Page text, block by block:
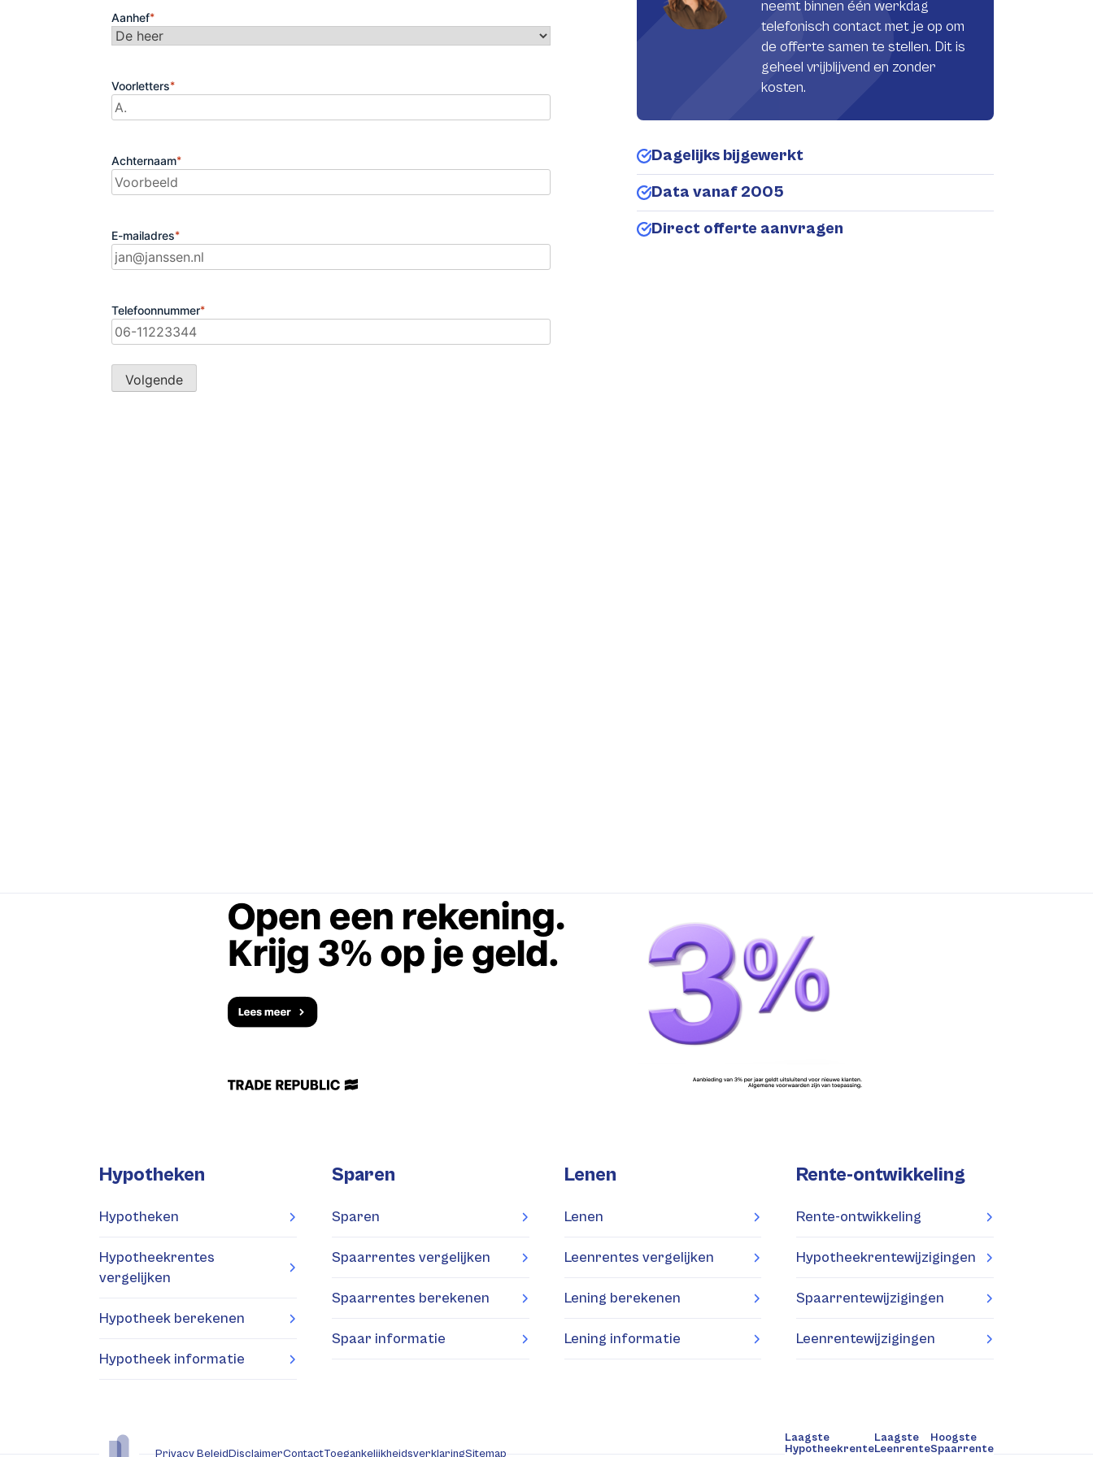
neemt binnen één werkdag
telefonisch contact met je op om
de offerte samen te stellen. Dit is
geheel vrijblijvend en zonder
kosten.
Dagelijks bijgewerkt
Data vanaf 2005
Direct offerte aanvragen
Hypotheken
Hypotheken
Hypotheekrentes
vergelijken
Hypotheek berekenen
Hypotheek informatie
Sparen
Sparen
Spaarrentes vergelijken
Spaarrentes berekenen
Spaar informatie
Lenen
Lenen
Leenrentes vergelijken
Lening berekenen
Lening informatie
Rente-ontwikkeling
Rente-ontwikkeling
Hypotheekrentewijzigingen
Spaarrentewijzigingen
Leenrentewijzigingen
Privacy BeleidDisclaimerContactToegankelijkheidsverklaringSitemap
Laagste
Hypotheekrente
Laagste
Leenrente
Hoogste
Spaarrente